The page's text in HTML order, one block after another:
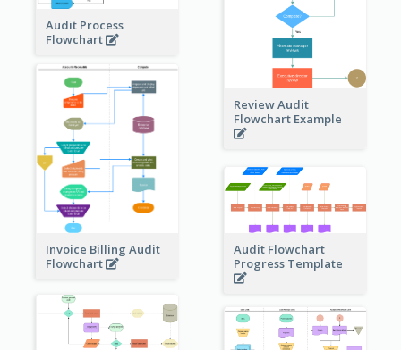
Audit Process
Flowchart
Review Audit
Flowchart Example
Invoice Billing Audit
Flowchart
Audit Flowchart
Progress Template